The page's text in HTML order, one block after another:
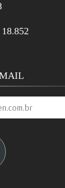
18.852